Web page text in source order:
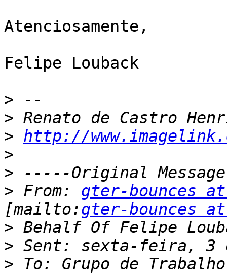
Atenciosamente,
Felipe Louback
>
>
> http://
>
>
> From: gter-bounces
[mailto:gter-bounces
>
>
> To: Grupo de